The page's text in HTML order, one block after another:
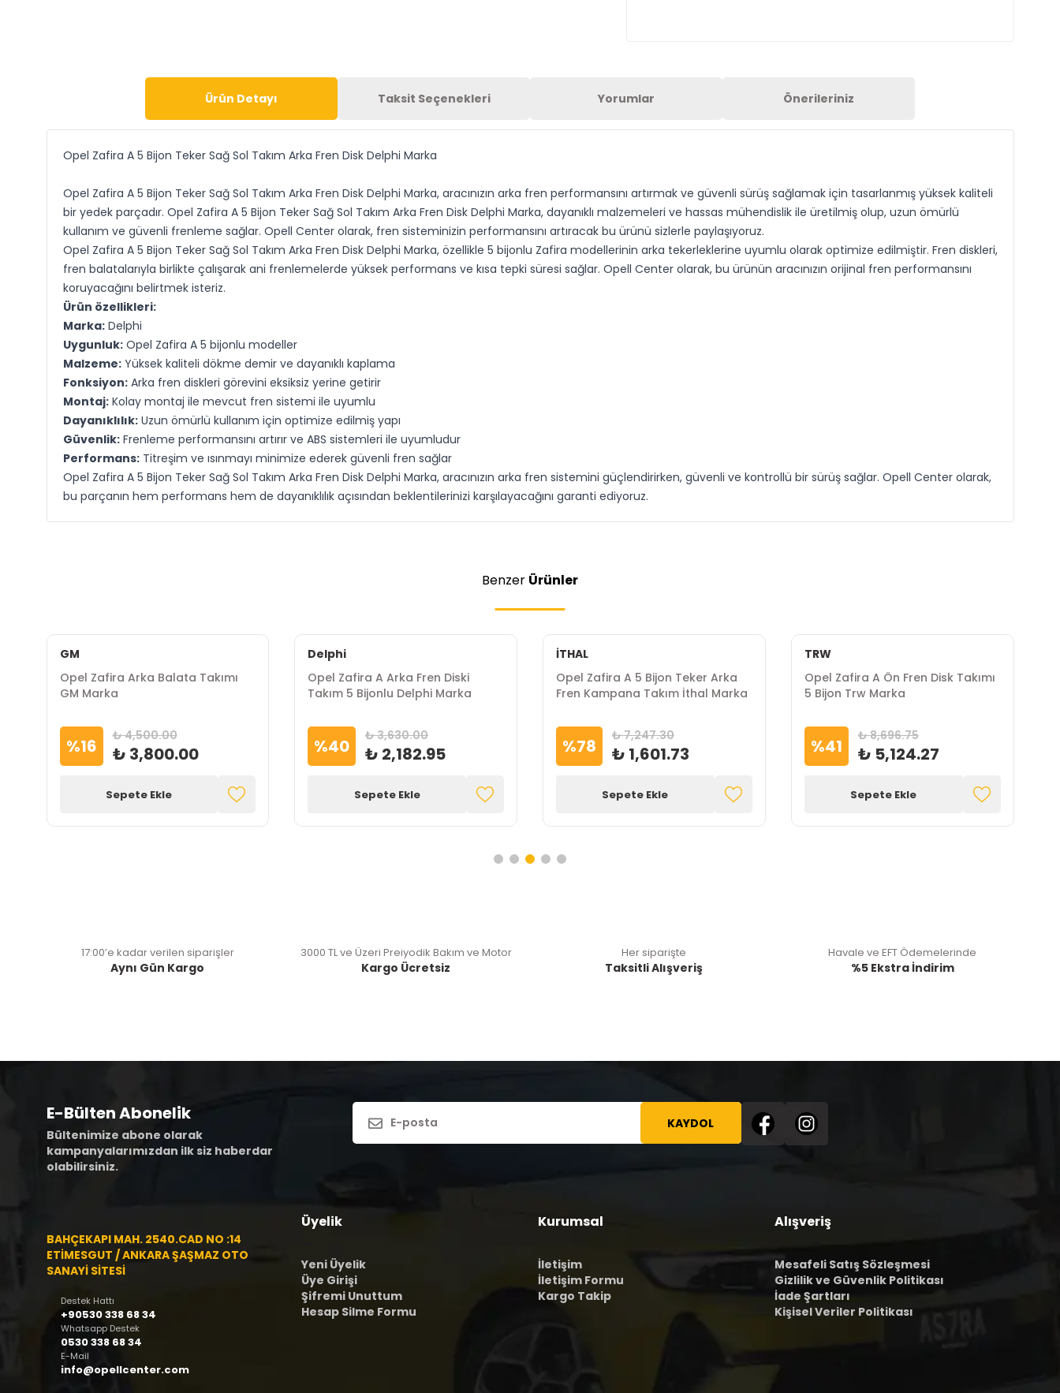
Ürün Detayı Taksit Seçenekleri Yorumlar Önerileriniz
Opel Zafira A 5 Bijon Teker Sağ Sol Takım Arka Fren Disk Delphi Marka
Opel Zafira A 5 Bijon Teker Sağ Sol Takım Arka Fren Disk Delphi Marka, aracınızın arka fren performansını artırmak ve güvenli sürüş sağlamak için tasarlanmış yüksek kaliteli
bir yedek parçadır. Opel Zafira A 5 Bijon Teker Sağ Sol Takım Arka Fren Disk Delphi Marka, dayanıklı malzemeleri ve hassas mühendislik ile üretilmiş olup, uzun ömürlü
kullanım ve güvenli frenleme sağlar. Opell Center olarak, fren sisteminizin performansını artıracak bu ürünü sizlerle paylaşıyoruz.
Opel Zafira A 5 Bijon Teker Sağ Sol Takım Arka Fren Disk Delphi Marka, özellikle 5 bijonlu Zafira modellerinin arka tekerleklerine uyumlu olarak optimize edilmiştir. Fren diskleri,
fren balatalarıyla birlikte çalışarak ani frenlemelerde yüksek performans ve kısa tepki süresi sağlar. Opell Center olarak, bu ürünün aracınızın orijinal fren performansını
koruyacağını belirtmek isteriz.
Ürün özellikleri:
Marka:Delphi
Uygunluk:Opel Zafira A 5 bijonlu modeller
Malzeme:Yüksek kaliteli dökme demir ve dayanıklı kaplama
Fonksiyon:Arka fren diskleri görevini eksiksiz yerine getirir
Montaj:Kolay montaj ile mevcut fren sistemi ile uyumlu
Dayanıklılık:Uzun ömürlü kullanım için optimize edilmiş yapı
Güvenlik:Frenleme performansını artırır ve ABS sistemleri ile uyumludur
Performans:Titreşim ve ısınmayı minimize ederek güvenli fren sağlar
Opel Zafira A 5 Bijon Teker Sağ Sol Takım Arka Fren Disk Delphi Marka, aracınızın arka fren sistemini güçlendirirken, güvenli ve kontrollü bir sürüş sağlar. Opell Center olarak,
bu parçanın hem performans hem de dayanıklılık açısından beklentilerinizi karşılayacağını garanti ediyoruz.
Benzer Ürünler
GM
Opel Zafira Arka Balata Takımı
GM Marka
%16 ₺ 4,500.00
₺ 3,800.00
Sepete Ekle
Delphi
Opel Zafira A Arka Fren Diski
Takım 5 Bijonlu Delphi Marka
%40 ₺ 3,630.00
₺ 2,182.95
Sepete Ekle
İTHAL
Opel Zafira A 5 Bijon Teker Arka
Fren Kampana Takım İthal Marka
%78 ₺ 7,247.30
₺ 1,601.73
Sepete Ekle
TRW
Opel Zafira A Ön Fren Disk Takımı
5 Bijon Trw Marka
%41 ₺ 8,696.75
₺ 5,124.27
Sepete Ekle
17:00’e kadar verilen siparişler
Aynı Gün Kargo
3000 TL ve Üzeri Preiyodik Bakım ve Motor
Kargo Ücretsiz
Her siparişte
Taksitli Alışveriş
Havale ve EFT Ödemelerinde
%5 Ekstra İndirim
E-Bülten Abonelik
Bültenimize abone olarak
kampanyalarımızdan ilk siz haberdar
olabilirsiniz.
KAYDOL
BAHÇEKAPI MAH. 2540.CAD NO :14
ETİMESGUT / ANKARA ŞAŞMAZ OTO
SANAYİ SİTESİ
Destek Hattı
+90530 338 68 34
Whatsapp Destek
0530 338 68 34
E-Mail
info@opellcenter.com
Üyelik
Yeni Üyelik
Üye Girişi
Şifremi Unuttum
Hesap Silme Formu
Kurumsal
İletişim
İletişim Formu
Kargo Takip
Alışveriş
Mesafeli Satış Sözleşmesi
Gizlilik ve Güvenlik Politikası
İade Şartları
Kişisel Veriler Politikası